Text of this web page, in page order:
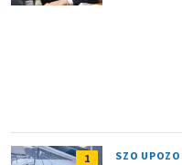
1 SZO